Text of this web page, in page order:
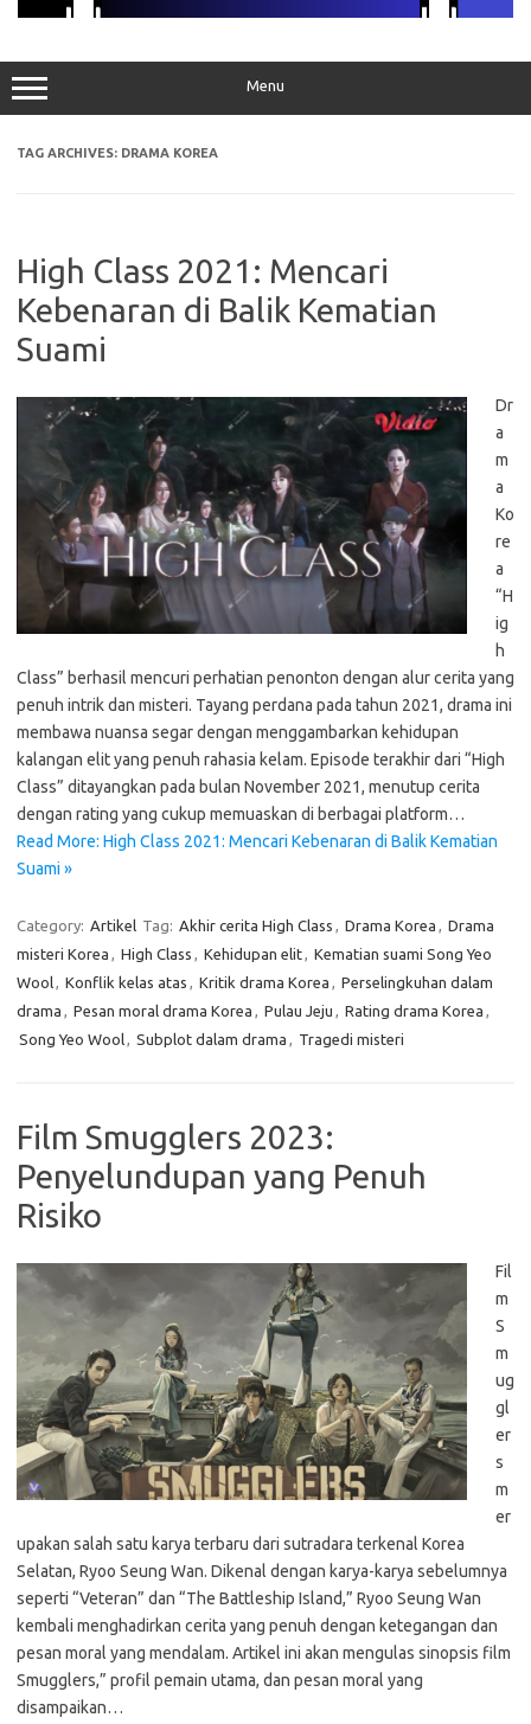
Menu
TAG ARCHIVES: DRAMA KOREA
High Class 2021: Mencari
Kebenaran di Balik Kematian
Suami
Dr
a
m
a
Ko
re
a
“H
ig
h
Class” berhasil mencuri perhatian penonton dengan alur cerita yang
penuh intrik dan misteri. Tayang perdana pada tahun 2021, drama ini
membawa nuansa segar dengan menggambarkan kehidupan
kalangan elit yang penuh rahasia kelam. Episode terakhir dari “High
Class” ditayangkan pada bulan November 2021, menutup cerita
dengan rating yang cukup memuaskan di berbagai platform…
Read More: High Class 2021: Mencari Kebenaran di Balik Kematian
Suami »
Category: Artikel Tag: Akhir cerita High Class , Drama Korea , Drama
misteri Korea , High Class , Kehidupan elit, Kematian suami Song Yeo
Wool, Konflik kelas atas , Kritik drama Korea , Perselingkuhan dalam
drama , Pesan moral drama Korea , Pulau Jeju , Rating drama Korea ,
Song Yeo Wool, Subplot dalam drama , Tragedi misteri
Film Smugglers 2023:
Penyelundupan yang Penuh
Risiko
Fil
m
S
m
ug
gl
er
s
m
er
upakan salah satu karya terbaru dari sutradara terkenal Korea
Selatan, Ryoo Seung Wan. Dikenal dengan karya-karya sebelumnya
seperti “Veteran” dan “The Battleship Island,” Ryoo Seung Wan
kembali menghadirkan cerita yang penuh dengan ketegangan dan
pesan moral yang mendalam. Artikel ini akan mengulas sinopsis film
Smugglers,” profil pemain utama, dan pesan moral yang
disampaikan…